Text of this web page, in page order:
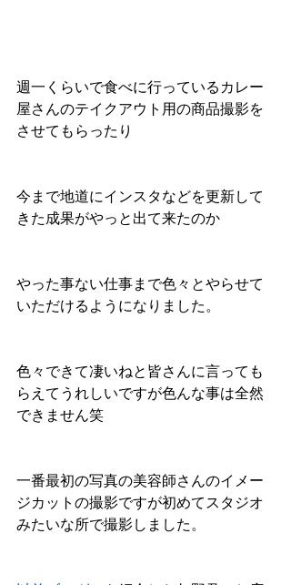
週一くらいで食べに行っているカレー
屋さんのテイクアウト用の商品撮影を
させてもらったり
今まで地道にインスタなどを更新して
きた成果がやっと出て来たのか
やった事ない仕事まで色々とやらせて
いただけるようになりました。
色々できて凄いねと皆さんに言っても
らえてうれしいですが色んな事は全然
できません笑
一番最初の写真の美容師さんのイメー
ジカットの撮影ですが初めてスタジオ
みたいな所で撮影しました。